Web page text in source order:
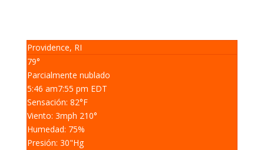
Providence, RI
79°
Parcialmente nublado
5:46 am7:55 pm EDT
Sensación: 82°F
Viento: 3mph 210°
Humedad: 75%
Presión: 30"Hg